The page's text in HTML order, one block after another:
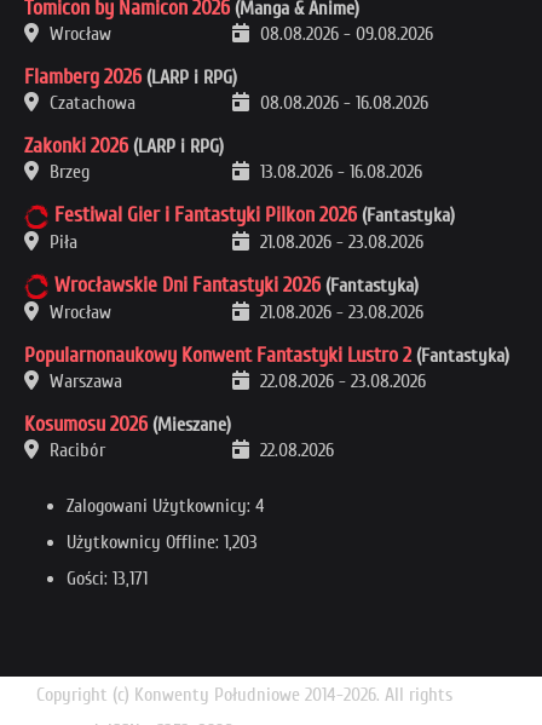
Tomicon by Namicon 2026 (Manga & Anime)
Wrocław
08.08.2026 - 09.08.2026
Flamberg 2026 (LARP i RPG)
Czatachowa
08.08.2026 - 16.08.2026
Zakonki 2026 (LARP i RPG)
Brzeg
13.08.2026 - 16.08.2026
Festiwal Gier i Fantastyki Pilkon 2026 (Fantastyka)
Piła
21.08.2026 - 23.08.2026
Wrocławskie Dni Fantastyki 2026 (Fantastyka)
Wrocław
21.08.2026 - 23.08.2026
Popularnonaukowy Konwent Fantastyki Lustro 2 (Fantastyka)
Warszawa
22.08.2026 - 23.08.2026
Kosumosu 2026 (Mieszane)
Racibór
22.08.2026
Zalogowani Użytkownicy: 4
Użytkownicy Offline: 1,203
Gości: 13,171
Copyright (c) Konwenty Południowe 2014-2026. All rights